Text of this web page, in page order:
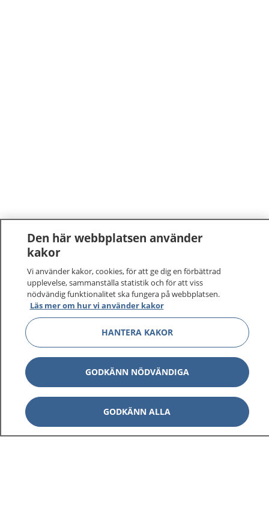
1177–tryggt om din hälsa och vård
På 1177.se får du råd om hälsa och information om
sjukdomar och vilka mottagningar du kan kontakta.
Logga in för att läsa din journal och göra dina
vårdärenden. Ring telefonnummer 1177 för
sjukvårdsrådgivning dygnet runt.
1177 ger dig råd när du vill må bättre.
Den här webbplatsen använder
kakor
Vi använder kakor, cookies, för att ge dig en förbättrad
upplevelse, sammanställa statistik och för att viss
nödvändig funktionalitet ska fungera på webbplatsen.
Läs mer om hur vi använder kakor
HANTERA KAKOR
GODKÄNN NÖDVÄNDIGA
GODKÄNN ALLA